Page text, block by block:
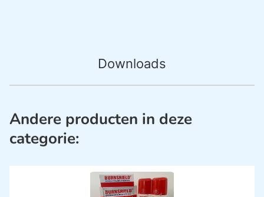
Downloads
Andere producten in deze
categorie: